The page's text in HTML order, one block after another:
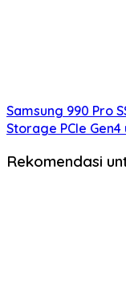
Samsung 990 Pro
Storage PCIe
Rekomendasi